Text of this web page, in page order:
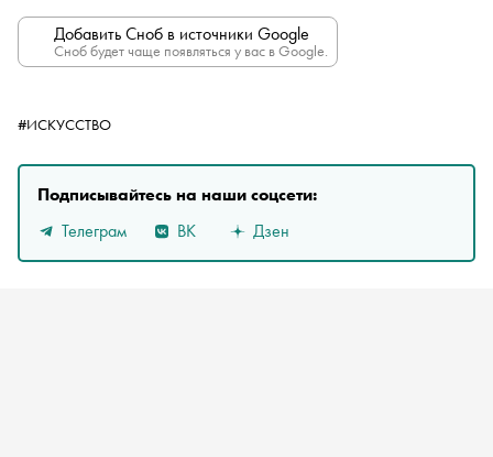
Добавить Сноб в источники Google
Сноб будет чаще появляться у вас в Google.
#ИСКУССТВО
Подписывайтесь на наши соцсети:
Телеграм
ВК Дзен